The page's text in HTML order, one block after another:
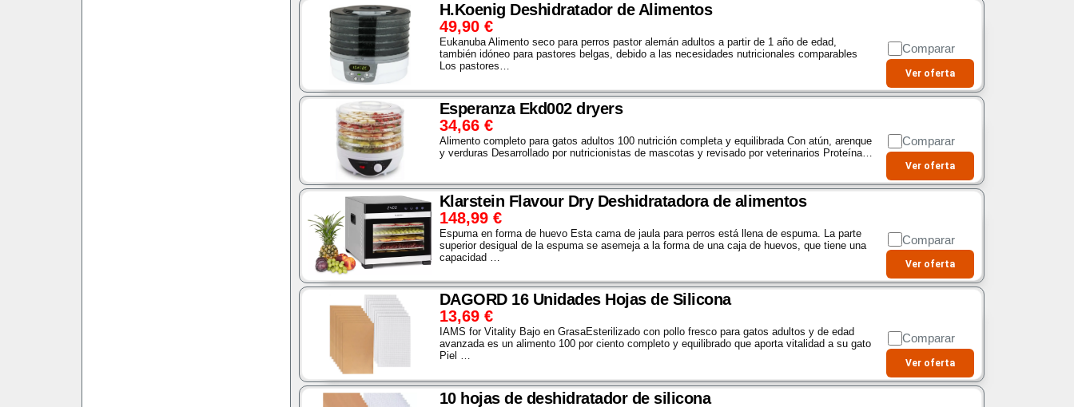
H.Koenig Deshidratador de Alimentos
49,90 €
Eukanuba Alimento seco para perros pastor alemán adultos a partir de 1 año de edad,
también idóneo para pastores belgas, debido a las necesidades nutricionales comparables
Los pastores…
Comparar
Ver oferta
Esperanza Ekd002 dryers
34,66 €
Alimento completo para gatos adultos 100 nutrición completa y equilibrada Con atún, arenque
y verduras Desarrollado por nutricionistas de mascotas y revisado por veterinarios Proteína…
Comparar
Ver oferta
Klarstein Flavour Dry Deshidratadora de alimentos
148,99 €
Espuma en forma de huevo Esta cama de jaula para perros está llena de espuma. La parte
superior desigual de la espuma se asemeja a la forma de una caja de huevos, que tiene una
capacidad …
Comparar
Ver oferta
DAGORD 16 Unidades Hojas de Silicona
13,69 €
IAMS for Vitality Bajo en GrasaEsterilizado con pollo fresco para gatos adultos y de edad
avanzada es un alimento 100 por ciento completo y equilibrado que aporta vitalidad a su gato
Piel …
Comparar
Ver oferta
10 hojas de deshidratador de silicona